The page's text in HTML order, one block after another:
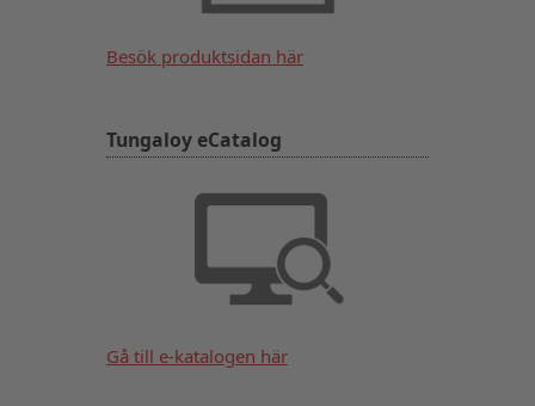
Besök produktsidan här
Tungaloy eCatalog
Gå till e-katalogen här